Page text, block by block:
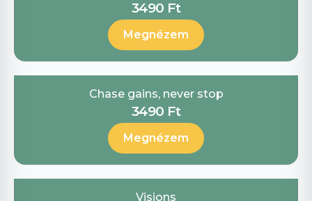
3490 Ft
Megnézem
Chase gains, never stop
3490 Ft
Megnézem
Visions